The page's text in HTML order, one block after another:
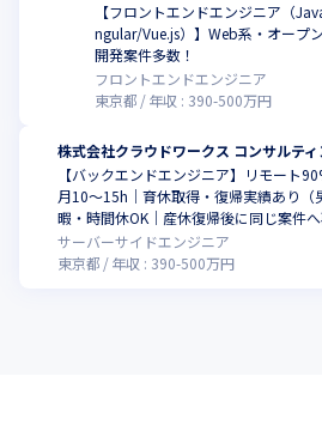
【フロントエンドエンジニア（
ngular/Vue.js）】Web系・オープ
開発案件多数！
フロントエンドエンジニア
東京都
年収 : 390-500万円
株式会社クラウドワークス コンサルティ
【バックエンドエンジニア】リモート
月10〜15h｜育休取得・復帰実績あり（
暇・時間休OK｜産休復帰後に同じ案件
が女性で女性支援に手厚い企業風土｜年
ス案件あり・転勤なし｜平均残業月10〜
サーバーサイドエンジニア
東京都
年収 : 390-500万円